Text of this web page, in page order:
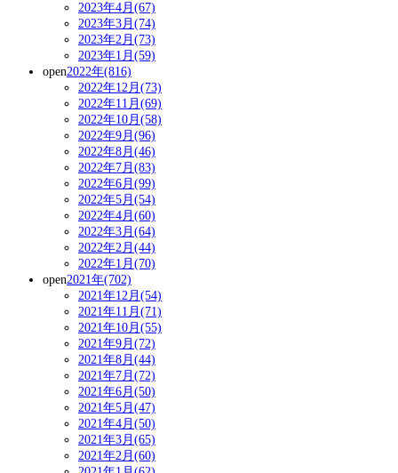
2023年4月(67)
2023年3月(74)
2023年2月(73)
2023年1月(59)
open2022年(816)
2022年12月(73)
2022年11月(69)
2022年10月(58)
2022年9月(96)
2022年8月(46)
2022年7月(83)
2022年6月(99)
2022年5月(54)
2022年4月(60)
2022年3月(64)
2022年2月(44)
2022年1月(70)
open2021年(702)
2021年12月(54)
2021年11月(71)
2021年10月(55)
2021年9月(72)
2021年8月(44)
2021年7月(72)
2021年6月(50)
2021年5月(47)
2021年4月(50)
2021年3月(65)
2021年2月(60)